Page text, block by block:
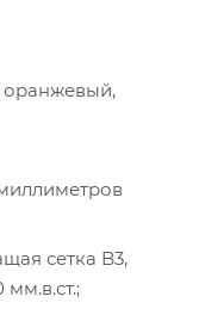
оранжевый,
сетка B3,